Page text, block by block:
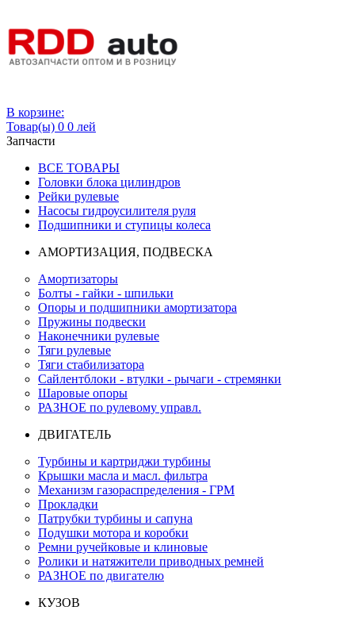
В корзине:
Товар(ы) 0 0 лей
Запчасти
ВСЕ ТОВАРЫ
Головки блока цилиндров
Рейки рулевые
Насосы гидроусилителя руля
Подшипники и ступицы колеса
АМОРТИЗАЦИЯ, ПОДВЕСКА
Амортизаторы
Болты - гайки - шпильки
Опоры и подшипники амортизатора
Пружины подвески
Наконечники рулевые
Тяги рулевые
Тяги стабилизатора
Сайлентблоки - втулки - рычаги - стремянки
Шаровые опоры
РАЗНОЕ по рулевому управл.
ДВИГАТЕЛЬ
Турбины и картриджи турбины
Крышки масла и масл. фильтра
Механизм газораспределения - ГРМ
Прокладки
Патрубки турбины и сапуна
Подушки мотора и коробки
Ремни ручейковые и клиновые
Ролики и натяжители приводных ремней
РАЗНОЕ по двигателю
КУЗОВ